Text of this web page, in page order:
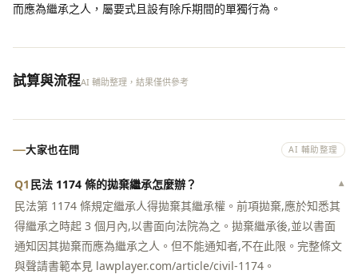
而應為繼承之人，屬要式且設有除斥期間的單獨行為。
試算與流程AI 輔助整理，結果僅供參考
大家也在問 AI 輔助整理
Q1 民法 1174 條的拋棄繼承怎麼辦？ ▾
民法第 1174 條規定繼承人得拋棄其繼承權。前項拋棄,應於知悉其
得繼承之時起 3 個月內,以書面向法院為之。拋棄繼承後,並以書面
通知因其拋棄而應為繼承之人。但不能通知者,不在此限。完整條文
與聲請書範本見 lawplayer.com/article/civil-1174。